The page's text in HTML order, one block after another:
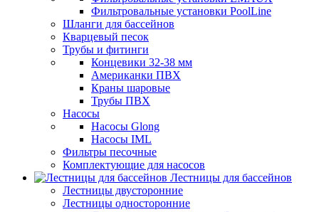
Фильтровальные установки PoolLine
Шланги для бассейнов
Кварцевый песок
Трубы и фитинги
Концевики 32-38 мм
Американки ПВХ
Краны шаровые
Трубы ПВХ
Насосы
Насосы Glong
Насосы IML
Фильтры песочные
Комплектующие для насосов
Лестницы для бассейнов
Лестницы двусторонние
Лестницы односторонние